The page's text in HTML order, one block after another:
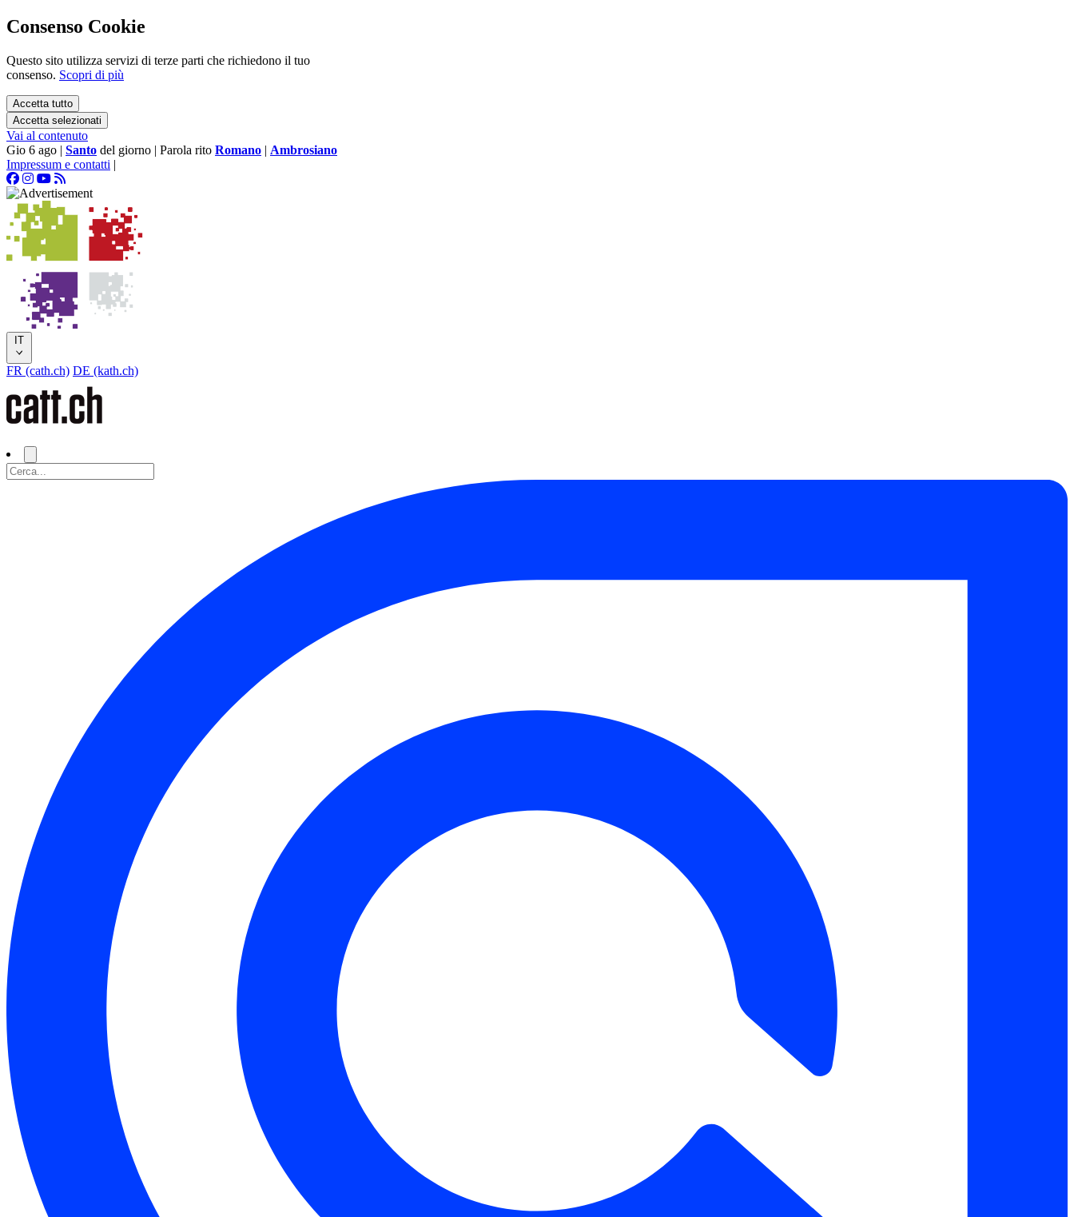
Consenso Cookie
Questo sito utilizza servizi di terze parti che richiedono il tuo
consenso. Scopri di più
Accetta tutto
Accetta selezionati
Vai al contenuto
Gio 6 ago | Santo del giorno | Parola rito Romano | Ambrosiano
Impressum e contatti |
IT
FR (cath.ch) DE (kath.ch)